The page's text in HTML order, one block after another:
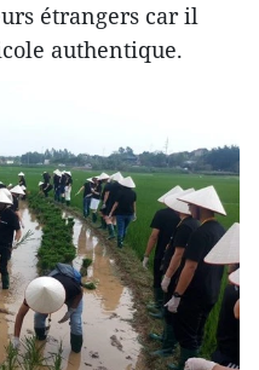
étrangers car il
authentique.